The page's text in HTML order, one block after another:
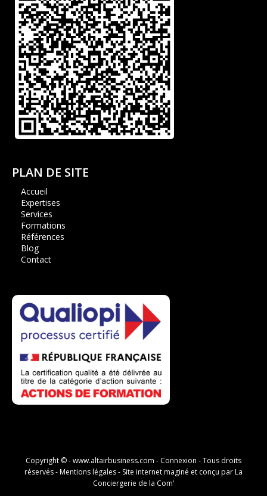
PLAN DE SITE
Accueil
Expertises
Services
Formations
Références
Blog
Contact
Copyright © -www.altairbusiness.com - Connexion - Tous droits
réservés -Mentions légales- Site internet maginé et conçu parLa
Conciergerie de la Com'